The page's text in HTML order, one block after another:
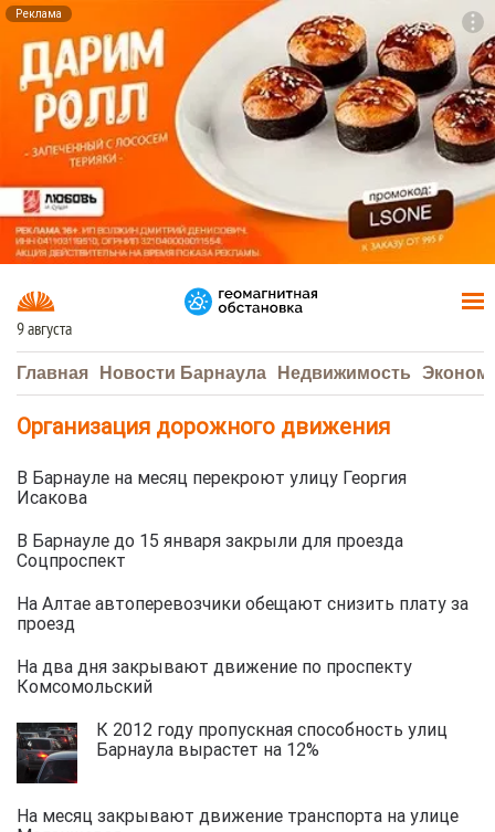
Реклама
9 августа
Главная Новости Барнаула Недвижимость
Организация дорожного движения
В Барнауле на месяц перекроют улицу Георгия
Исакова
В Барнауле до 15 января закрыли для проезда
Соцпроспект
На Алтае автоперевозчики обещают снизить плату за
проезд
На два дня закрывают движение по проспекту
Комсомольский
К 2012 году пропускная способность улиц
Барнаула вырастет на 12%
На месяц закрывают движение транспорта на улице